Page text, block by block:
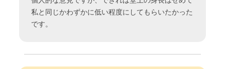
私と同じかわずかに低い程度にしてもらいたかった
です。